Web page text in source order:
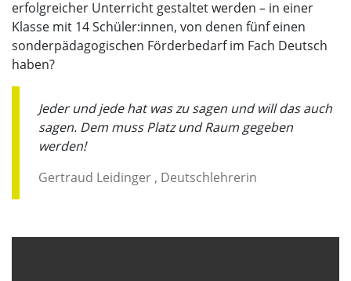
erfolgreicher Unterricht gestaltet werden – in einer
Klasse mit 14 Schüler:innen, von denen fünf einen
sonderpädagogischen Förderbedarf im Fach Deutsch
haben?
Jeder und jede hat was zu sagen und will das auch
sagen. Dem muss Platz und Raum gegeben
werden!
Gertraud Leidinger , Deutschlehrerin